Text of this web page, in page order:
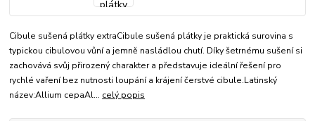
Cibule sušená plátky extraCibule sušená plátky je praktická surovina s
typickou cibulovou vůní a jemně nasládlou chutí. Díky šetrnému sušení si
zachovává svůj přirozený charakter a představuje ideální řešení pro
rychlé vaření bez nutnosti loupání a krájení čerstvé cibule.Latinský
název:Allium cepaAl... celý popis